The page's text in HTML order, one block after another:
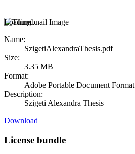
Loading...
Name:
SzigetiAlexandraThesis.pdf
Size:
3.35 MB
Format:
Adobe Portable Document Format
Description:
Szigeti Alexandra Thesis
Download
License bundle